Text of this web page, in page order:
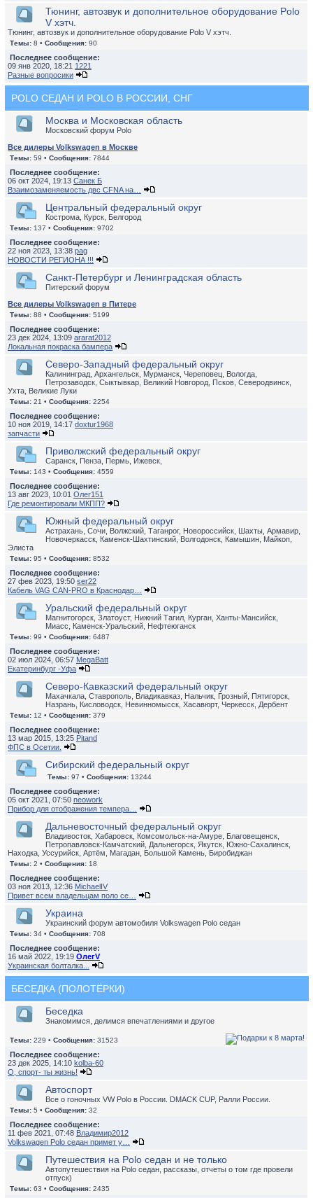
Тюнинг, автозвук и дополнительное оборудование Polo
V хэтч.
Тюнинг, автозвук и дополнительное оборудование Polo V хэтч.
Темы: 8 • Сообщения: 90
Последнее сообщение:
09 янв 2020, 18:21 1221
Разные вопросики
POLO СЕДАН И POLO В РОССИИ, СНГ
Москва и Московская область
Московский форум Polo
Все дилеры Volkswagen в Москве
Темы: 59 • Сообщения: 7844
Последнее сообщение:
06 окт 2024, 19:13 Санек Б
Взаимозаменяемость двс CFNA на…
Центральный федеральный округ
Кострома, Курск, Белгород
Темы: 137 • Сообщения: 9702
Последнее сообщение:
22 ноя 2023, 13:38 pag
НОВОСТИ РЕГИОНА !!!
Санкт-Петербург и Ленинградская область
Питерский форум
Все дилеры Volkswagen в Питере
Темы: 88 • Сообщения: 5199
Последнее сообщение:
23 дек 2024, 13:09 ararat2012
Локальная покраска бампера
Северо-Западный федеральный округ
Калининград, Архангельск, Мурманск, Череповец, Вологда,
Петрозаводск, Сыктывкар, Великий Новгород, Псков, Северодвинск,
Ухта, Великие Луки
Темы: 21 • Сообщения: 2254
Последнее сообщение:
10 ноя 2019, 14:17 doxtur1968
запчасти
Приволжский федеральный округ
Саранск, Пенза, Пермь, Ижевск,
Темы: 143 • Сообщения: 4559
Последнее сообщение:
13 авг 2023, 10:01 Олег151
Где ремонтировали МКПП?
Южный федеральный округ
Астрахань, Сочи, Волжский, Таганрог, Новороссийск, Шахты, Армавир,
Новочеркасск, Каменск-Шахтинский, Волгодонск, Камышин, Майкоп,
Элиста
Темы: 95 • Сообщения: 8532
Последнее сообщение:
27 фев 2023, 19:50 ser22
Кабель VAG CAN-PRO в Краснодар…
Уральский федеральный округ
Магнитогорск, Златоуст, Нижний Тагил, Курган, Ханты-Мансийск,
Миасс, Каменск-Уральский, Нефтеюганск
Темы: 99 • Сообщения: 6487
Последнее сообщение:
02 июл 2024, 06:57 MegaBatt
Екатеринбург -Уфа
Северо-Кавказский федеральный округ
Махачкала, Ставрополь, Владикавказ, Нальчик, Грозный, Пятигорск,
Назрань, Кисловодск, Невинномысск, Хасавюрт, Черкесск, Дербент
Темы: 12 • Сообщения: 379
Последнее сообщение:
13 мар 2015, 13:25 Pitand
ФПС в Осетии.
Сибирский федеральный округ
Темы: 97 • Сообщения: 13244
Последнее сообщение:
05 окт 2021, 07:50 neowork
Прибор для отображения темпера…
Дальневосточный федеральный округ
Владивосток, Хабаровск, Комсомольск-на-Амуре, Благовещенск,
Петропавловск-Камчатский, Дальнегорск, Якутск, Южно-Сахалинск,
Находка, Уссурийск, Артём, Магадан, Большой Камень, Биробиджан
Темы: 2 • Сообщения: 18
Последнее сообщение:
03 ноя 2013, 12:36 MichaelIV
Привет всем владельцам поло се…
Украина
Украинский форум автомобиля Volkswagen Polo седан
Темы: 34 • Сообщения: 708
Последнее сообщение:
16 май 2022, 19:19 ОлегV
Украинская болталка...
БЕСЕДКА (ПОЛОТЁРКИ)
Беседка
Знакомимся, делимся впечатлениями и другое
Темы: 229 • Сообщения: 31523
Последнее сообщение:
23 дек 2025, 14:10 kolba-60
О, спорт- ты жизнь!
Автоспорт
Все о гоночных VW Polo в России. DMACK CUP, Ралли России.
Темы: 5 • Сообщения: 32
Последнее сообщение:
11 фев 2021, 07:48 Владимир2012
Volkswagen Polo седан примет у…
Путешествия на Polo седан и не только
Автопутешествия на Polo седан, рассказы, отчеты о том где провели
отпуск)
Темы: 63 • Сообщения: 2435